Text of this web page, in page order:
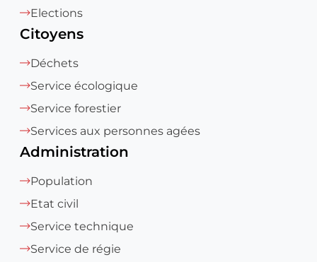
Elections
Citoyens
Déchets
Service écologique
Service forestier
Services aux personnes agées
Administration
Population
Etat civil
Service technique
Service de régie